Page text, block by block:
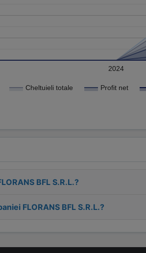
Cheltuieli totale Profit net
2024
BFL S.R.L.?
FLORANS BFL S.R.L.?